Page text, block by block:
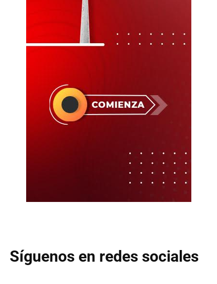
Síguenos en redes sociales